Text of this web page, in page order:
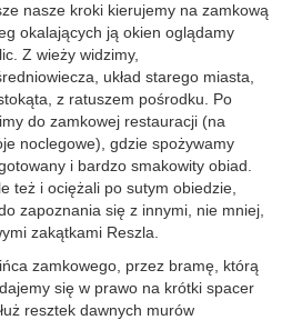
nasze kroki kierujemy na zamkową
okalających ją okien oglądamy
Z wieży widzimy,
układ starego miasta,
z ratuszem pośrodku. Po
do zamkowej restauracji (na
noclegowe), gdzie spożywamy
i bardzo smakowity obiad.
też i ociężali po sutym obiedzie,
zapoznania się z innymi, nie mniej,
zakątkami Reszla.
zamkowego, przez bramę, którą
się w prawo na krótki spacer
resztek dawnych murów